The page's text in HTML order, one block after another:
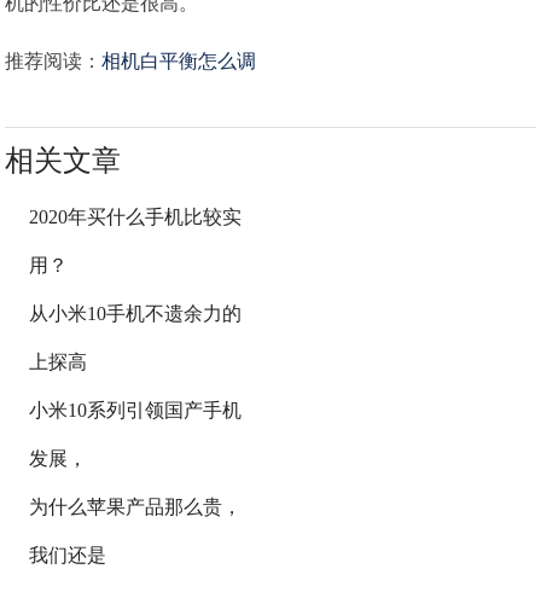
推荐阅读：相机白平衡怎么调
相关文章
2020年买什么手机比较实
用？
从小米10手机不遗余力的
上探高
小米10系列引领国产手机
发展，
为什么苹果产品那么贵，
我们还是